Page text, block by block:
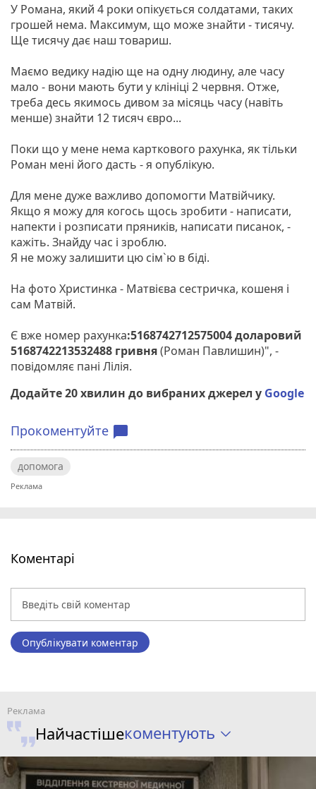
У Романа, який 4 роки опікується солдатами, таких
грошей нема. Максимум, що може знайти - тисячу.
Ще тисячу дає наш товариш.
Маємо ведику надію ще на одну людину, але часу
мало - вони мають бути у клініці 2 червня. Отже,
треба десь якимось дивом за місяць часу (навіть
менше) знайти 12 тисяч євро...
Поки що у мене нема карткового рахунка, як тільки
Роман мені його дасть - я опублікую.
Для мене дуже важливо допомогти Матвійчику.
Якщо я можу для когось щось зробити - написати,
напекти і розписати пряників, написати писанок, -
кажіть. Знайду час і зроблю.
Я не можу залишити цю сім`ю в біді.
На фото Христинка - Матвієва сестричка, кошеня і
сам Матвій.
Є вже номер рахунка:5168742712575004 доларовий
5168742213532488 гривня(Роман Павлишин)", -
повідомляє пані Лілія.
Додайте 20 хвилин до вибраних джерел у Google
Прокоментуйте chat_bubble
допомога
Коментарі
Опублікувати коментар
Найчастішекоментують